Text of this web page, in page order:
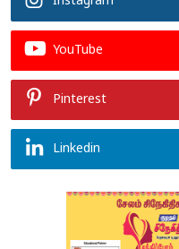
YouTube
Pinterest
Linkedin